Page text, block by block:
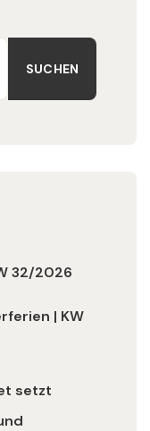
SUCHEN
32/2026
| KW
setzt